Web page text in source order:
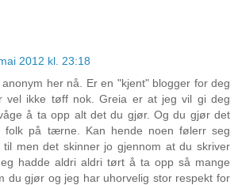
2012 kl. 23:18
her nå. Er en "kjent" blogger for deg
vel ikke tøff nok. Greia er at jeg vil gi deg
å ta opp alt det du gjør. Og du gjør det
folk på tærne. Kan hende noen følerr seg
men det skinner jo gjennom at du skriver
hadde aldri aldri tørt å ta opp så mange
du gjør og jeg har uhorvelig stor respekt for